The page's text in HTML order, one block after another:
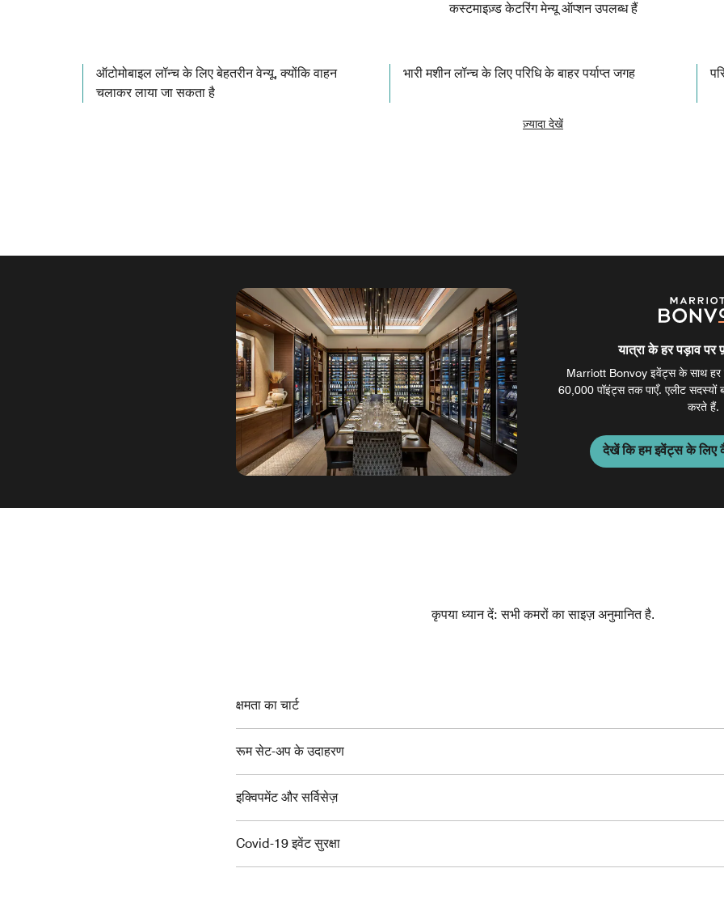
कस्टमाइज़्ड केटरिंग मेन्यू ऑप्शन उपलब्ध हैं
ऑटोमोबाइल लॉन्च के लिए बेहतरीन वेन्यू, क्योंकि वाहन
चलाकर लाया जा सकता है
भारी मशीन लॉन्च के लिए परिधि के बाहर पर्याप्त जगह
ज़्यादा देखें
यात्रा के हर पड़ाव पर
Marriott Bonvoy इवेंट्स के साथ हर
60,000 पॉइंट्स तक पाएँ. एलीट सदस्यों
करते हैं.
देखें कि हम इवेंट्स के लिए
कृपया ध्यान दें: सभी कमरों का साइज़ अनुमानित है.
क्षमता का चार्ट
रूम सेट-अप के उदाहरण
इक्विपमेंट और सर्विसेज़
Covid-19 इवेंट सुरक्षा